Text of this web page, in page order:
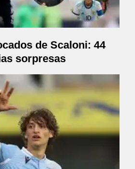
de Scaloni: 44
sorpresas